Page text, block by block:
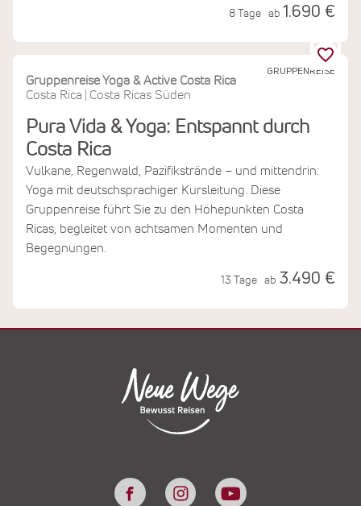
8 Tage ab 1.690 €
GRUPPENREISE
Gruppenreise Yoga & Active Costa Rica
Costa Rica
Costa Ricas Süden
Pura Vida & Yoga: Entspannt durch
Costa Rica
Vulkane, Regenwald, Pazifikstrände – und mittendrin:
Yoga mit deutschsprachiger Kursleitung. Diese
Gruppenreise führt Sie zu den Höhepunkten Costa
Ricas, begleitet von achtsamen Momenten und
Begegnungen.
13 Tage ab 3.490 €